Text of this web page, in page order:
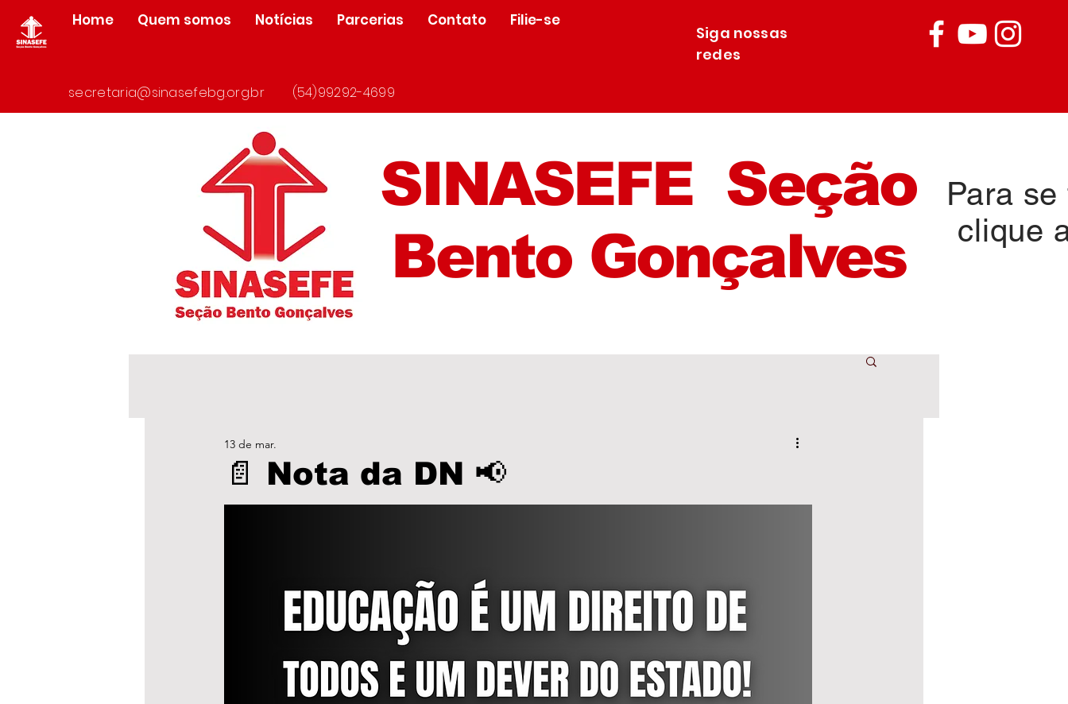
Home Quem somos Notícias Parcerias Contato Filie-se
Siga nossas
redes
secretaria@sinasefebg.org.br(54)99292-4699
SINASEFE Seção
Bento Gonçalves
Para
clique
📄 Nota da DN 📢
13 de mar.